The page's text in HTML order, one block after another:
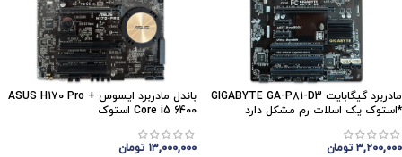
مادربرد گیگابایت GIGABYTE GA-P81-D3
*استوک یک اسلات رم مشکل دارد
۳,۲۰۰,۰۰۰ تومان
باندل مادربرد ایسوس ASUS H170 Pro +
Core i5 6400 استوک
۱۳,۰۰۰,۰۰۰ تومان